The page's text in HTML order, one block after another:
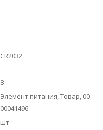
CR2032
8
Элемент питания, Товар, 00-
00041496
шт